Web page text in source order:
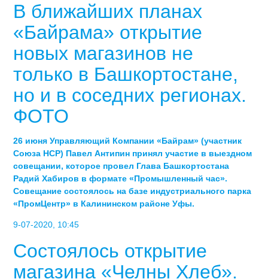
В ближайших планах
«Байрама» открытие
новых магазинов не
только в Башкортостане,
но и в соседних регионах.
ФОТО
26 июня Управляющий Компании «Байрам» (участник
Союза НСР) Павел Антипин принял участие в выездном
совещании, которое провел Глава Башкортостана
Радий Хабиров в формате «Промышленный час».
Совещание состоялось на базе индустриального парка
«ПромЦентр» в Калининском районе Уфы.
9-07-2020, 10:45
Состоялось открытие
магазина «Челны Хлеб».